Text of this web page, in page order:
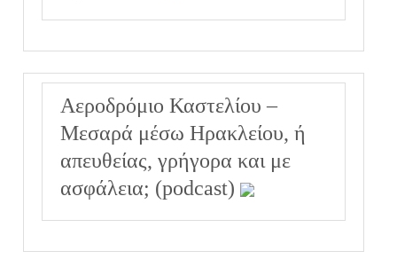
Αεροδρόμιο Καστελίου –
Μεσαρά μέσω Ηρακλείου, ή
απευθείας, γρήγορα και με
ασφάλεια; (podcast)